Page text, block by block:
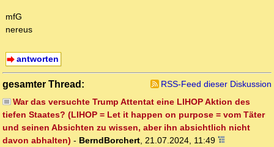
mfG
nereus
antworten
gesamter Thread:
RSS-Feed dieser Diskussion
War das versuchte Trump Attentat eine LIHOP Aktion des
tiefen Staates? (LIHOP = Let it happen on purpose = vom Täter
und seinen Absichten zu wissen, aber ihn absichtlich nicht
davon abhalten) - BerndBorchert, 21.07.2024, 11:49